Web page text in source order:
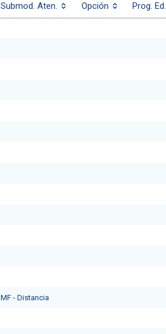
Submod. Aten. Opción Prog. Ed.
MF - Distancia